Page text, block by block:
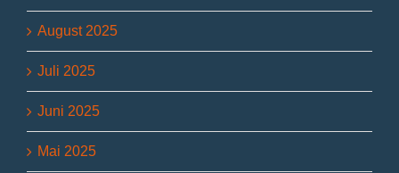
August 2025
Juli 2025
Juni 2025
Mai 2025